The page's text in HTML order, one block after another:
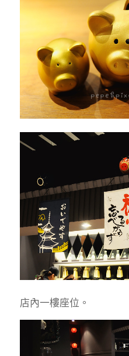
店內一樓座位。